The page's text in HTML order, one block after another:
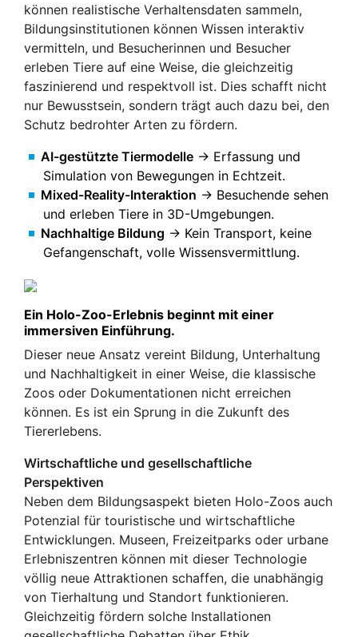
können realistische Verhaltensdaten sammeln,
Bildungsinstitutionen können Wissen interaktiv
vermitteln, und Besucherinnen und Besucher
erleben Tiere auf eine Weise, die gleichzeitig
faszinierend und respektvoll ist. Dies schafft nicht
nur Bewusstsein, sondern trägt auch dazu bei, den
Schutz bedrohter Arten zu fördern.
AI-gestützte Tiermodelle → Erfassung und
Simulation von Bewegungen in Echtzeit.
Mixed-Reality-Interaktion → Besuchende sehen
und erleben Tiere in 3D-Umgebungen.
Nachhaltige Bildung → Kein Transport, keine
Gefangenschaft, volle Wissensvermittlung.
Ein Holo-Zoo-Erlebnis beginnt mit einer
immersiven Einführung.
Dieser neue Ansatz vereint Bildung, Unterhaltung
und Nachhaltigkeit in einer Weise, die klassische
Zoos oder Dokumentationen nicht erreichen
können. Es ist ein Sprung in die Zukunft des
Tiererlebens.
Wirtschaftliche und gesellschaftliche
Perspektiven
Neben dem Bildungsaspekt bieten Holo-Zoos auch
Potenzial für touristische und wirtschaftliche
Entwicklungen. Museen, Freizeitparks oder urbane
Erlebniszentren können mit dieser Technologie
völlig neue Attraktionen schaffen, die unabhängig
von Tierhaltung und Standort funktionieren.
Gleichzeitig fördern solche Installationen